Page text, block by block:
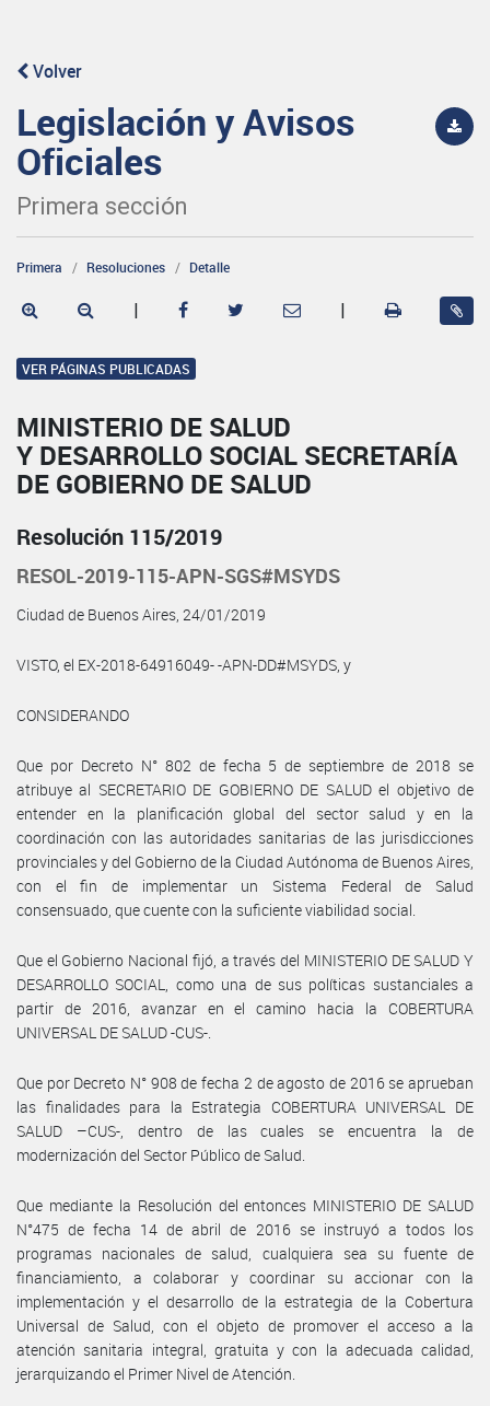
Volver
Legislación y Avisos
Oficiales
Primera sección
Primera Resoluciones Detalle
| |
VER PÁGINAS PUBLICADAS
MINISTERIO DE SALUD
Y DESARROLLO SOCIAL SECRETARÍA
DE GOBIERNO DE SALUD
Resolución 115/2019
RESOL-2019-115-APN-SGS#MSYDS
Ciudad de Buenos Aires, 24/01/2019
VISTO, el EX-2018-64916049- -APN-DD#MSYDS, y
CONSIDERANDO
Que por Decreto N° 802 de fecha 5 de septiembre de 2018 se
atribuye al SECRETARIO DE GOBIERNO DE SALUD el objetivo de
entender en la planificación global del sector salud y en la
coordinación con las autoridades sanitarias de las jurisdicciones
provinciales y del Gobierno de la Ciudad Autónoma de Buenos Aires,
con el fin de implementar un Sistema Federal de Salud
consensuado, que cuente con la suficiente viabilidad social.
Que el Gobierno Nacional fijó, a través del MINISTERIO DE SALUD Y
DESARROLLO SOCIAL, como una de sus políticas sustanciales a
partir de 2016, avanzar en el camino hacia la COBERTURA
UNIVERSAL DE SALUD -CUS-.
Que por Decreto N° 908 de fecha 2 de agosto de 2016 se aprueban
las finalidades para la Estrategia COBERTURA UNIVERSAL DE
SALUD –CUS-, dentro de las cuales se encuentra la de
modernización del Sector Público de Salud.
Que mediante la Resolución del entonces MINISTERIO DE SALUD
N°475 de fecha 14 de abril de 2016 se instruyó a todos los
programas nacionales de salud, cualquiera sea su fuente de
financiamiento, a colaborar y coordinar su accionar con la
implementación y el desarrollo de la estrategia de la Cobertura
Universal de Salud, con el objeto de promover el acceso a la
atención sanitaria integral, gratuita y con la adecuada calidad,
jerarquizando el Primer Nivel de Atención.